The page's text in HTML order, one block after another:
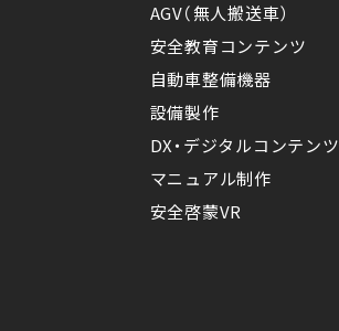
AGV（無人搬送車）
安全教育コンテンツ
自動車整備機器
設備製作
DX・デジタルコンテンツ
マニュアル制作
安全啓蒙VR